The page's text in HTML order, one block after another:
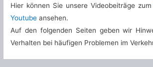
Hier können Sie unsere Videobeiträge zum
Youtube ansehen.
Auf den folgenden Seiten geben wir
Verhalten bei häufigen Problemen im